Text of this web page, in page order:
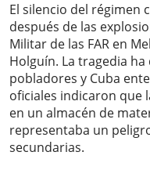
El silencio del régimen
después de las
Militar de las FAR en
Holguín. La tragedia
pobladores y Cuba
oficiales indicaron que
en un almacén de
representaba un
secundarias.